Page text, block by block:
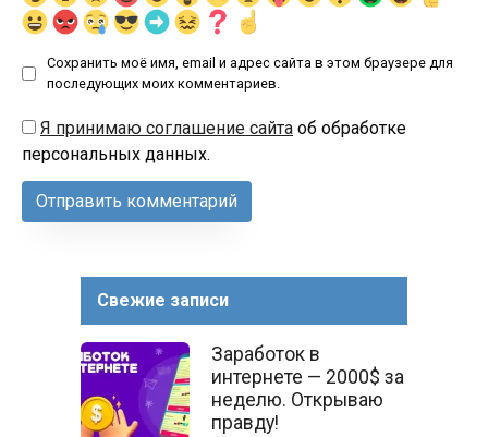
Сохранить моё имя, email и адрес сайта в этом браузере для
последующих моих комментариев.
Я принимаю соглашение сайта об обработке
персональных данных.
Свежие записи
Заработок в
интернете — 2000$ за
неделю. Открываю
правду!